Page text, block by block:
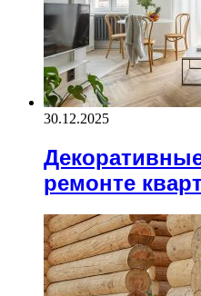
30.12.2025
ремонте